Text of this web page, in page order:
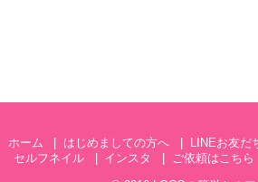
ホーム はじめましての方へ LINEお友だ
セルフネイル
インスタ ご依頼はこちら